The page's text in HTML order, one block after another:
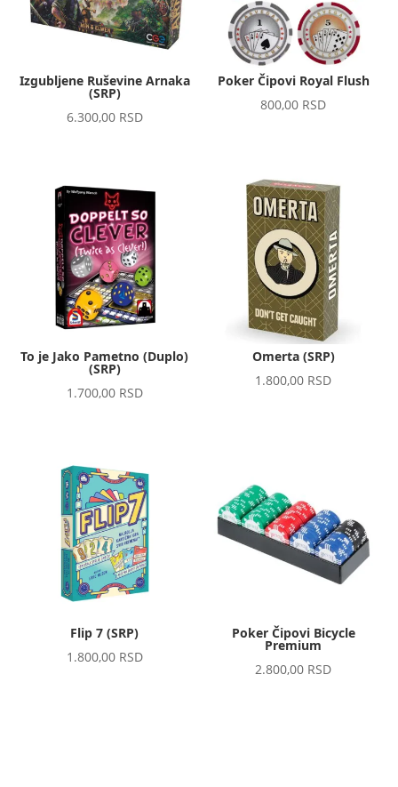
Izgubljene Ruševine Arnaka
(SRP)
6.300,00 RSD
Poker Čipovi Royal Flush
800,00 RSD
To je Jako Pametno (Duplo)
(SRP)
1.700,00 RSD
Omerta (SRP)
1.800,00 RSD
Flip 7 (SRP)
1.800,00 RSD
Poker Čipovi Bicycle
Premium
2.800,00 RSD